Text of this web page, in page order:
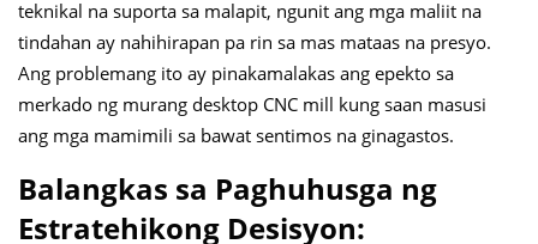
teknikal na suporta sa malapit, ngunit ang mga maliit na
tindahan ay nahihirapan pa rin sa mas mataas na presyo.
Ang problemang ito ay pinakamalakas ang epekto sa
merkado ng murang desktop CNC mill kung saan masusi
ang mga mamimili sa bawat sentimos na ginagastos.
Balangkas sa Paghuhusga ng
Estratehikong Desisyon: